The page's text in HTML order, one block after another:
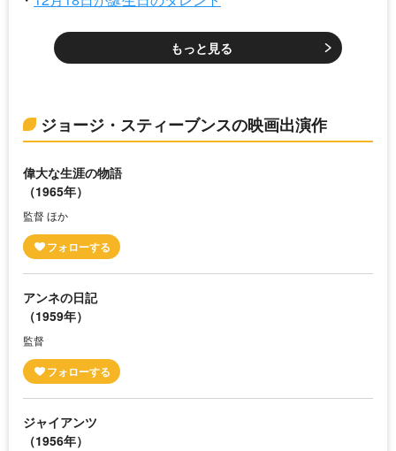
もっと見る
ジョージ・スティーブンスの映画出演作
偉大な生涯の物語
（1965年）
監督 ほか
アンネの日記
（1959年）
監督
ジャイアンツ
（1956年）